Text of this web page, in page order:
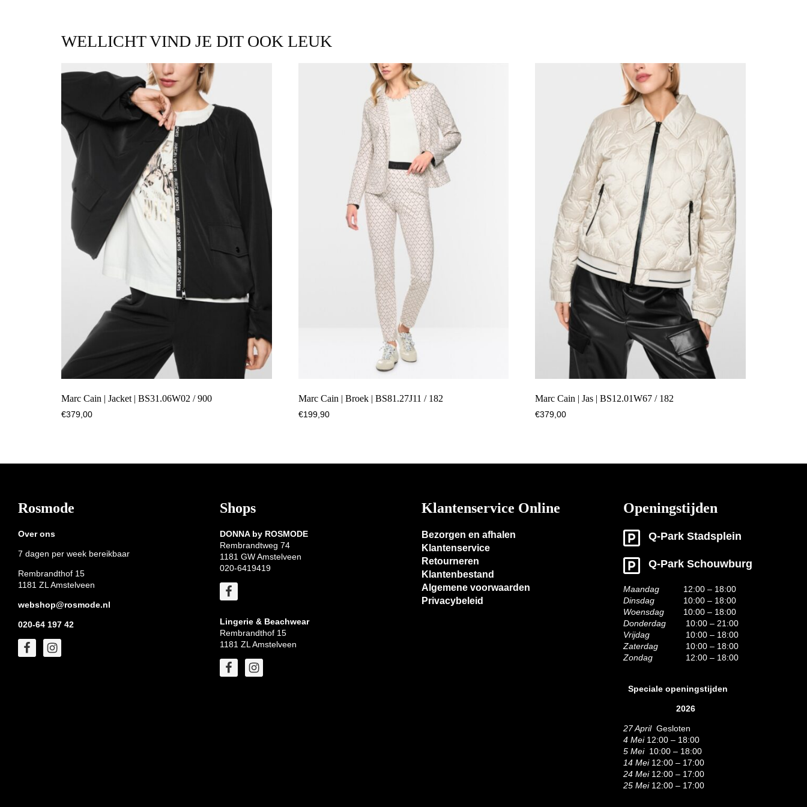
WELLICHT VIND JE DIT OOK LEUK
Marc Cain | Jacket | BS31.06W02 / 900
€379,00
Marc Cain | Broek | BS81.27J11 / 182
€199,90
Marc Cain | Jas | BS12.01W67 / 182
€379,00
Footer
Rosmode
Over ons
7 dagen per week bereikbaar
Rembrandthof 15
1181 ZL Amstelveen
webshop@rosmode.nl
020-64 197 42
Shops
DONNA by ROSMODE
Rembrandtweg 74
1181 GW Amstelveen
020-6419419
Lingerie & Beachwear
Rembrandthof 15
1181 ZL Amstelveen
Klantenservice Online
Bezorgen en afhalen
Klantenservice
Retourneren
Klantenbestand
Algemene voorwaarden
Privacybeleid
Openingstijden
Q-Park Stadsplein
Q-Park Schouwburg
Maandag
12:00 – 18:00
Dinsdag
10:00 – 18:00
Woensdag
10:00 – 18:00
Donderdag
10:00 – 21:00
Vrijdag
10:00 – 18:00
Zaterdag
10:00 – 18:00
Zondag
12:00 – 18:00
Speciale openingstijden
2026
27 AprilGesloten
4 Mei12:00 – 18:00
5 Mei10:00 – 18:00
14 Mei12:00 – 17:00
24 Mei12:00 – 17:00
25 Mei 12:00 – 17:00